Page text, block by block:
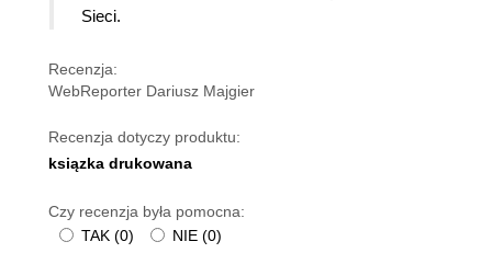
Sieci.
Recenzja:
WebReporter Dariusz Majgier
Recenzja dotyczy produktu:
ksiązka drukowana
Czy recenzja była pomocna:
TAK (0) NIE (0)